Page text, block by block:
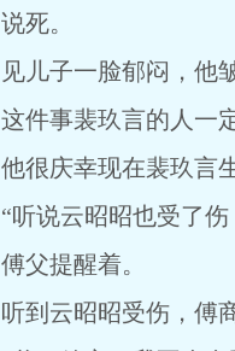
说死。
见儿子一脸郁闷，他
这件事裴玖言的人一
他很庆幸现在裴玖言
“听说云昭昭也受了
傅父提醒着。
听到云昭昭受伤，傅